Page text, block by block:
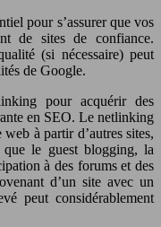
pour s’assurer que vos
de sites de confiance.
(si nécessaire) peut
de Google.
pour acquérir des
en SEO. Le netlinking
à partir d’autres sites,
que le guest blogging, la
à des forums et des
d’un site avec un
peut considérablement